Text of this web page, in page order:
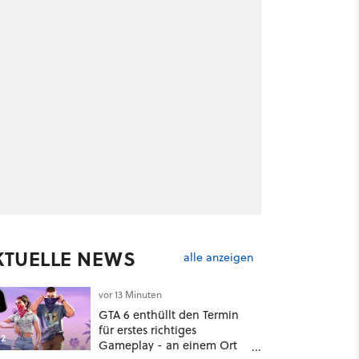
NEWS alle anzeigen
vor 13 Minuten
GTA 6 enthüllt den Termin
für erstes richtiges
Gameplay - an einem Ort